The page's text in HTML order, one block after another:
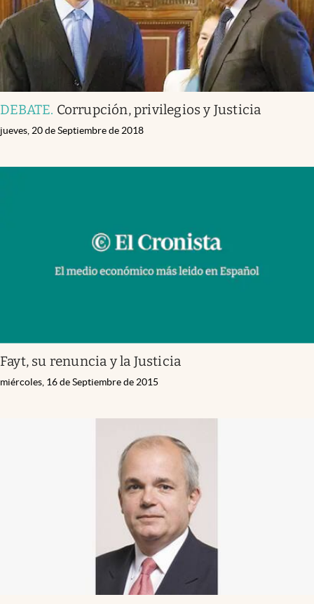
DEBATE. Corrupción, privilegios y Justicia
jueves, 20 de Septiembre de 2018
Fayt, su renuncia y la Justicia
miércoles, 16 de Septiembre de 2015